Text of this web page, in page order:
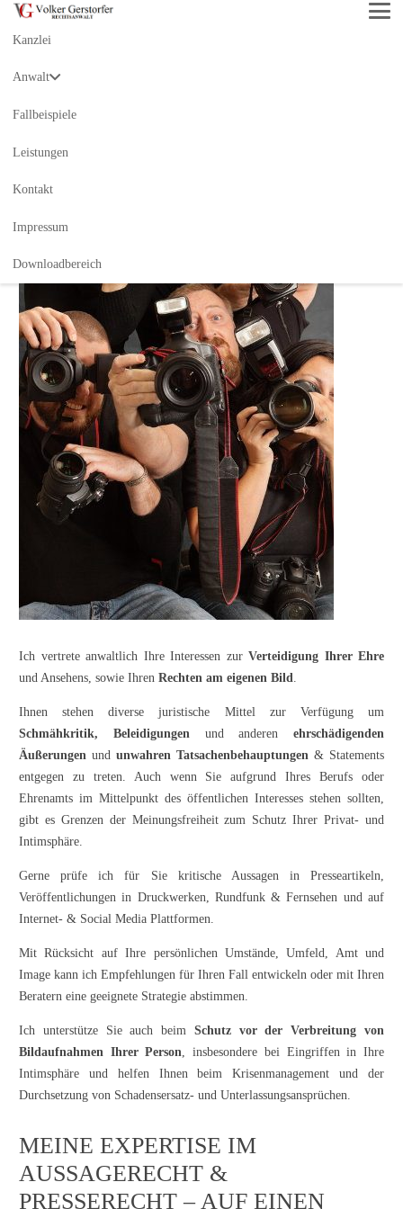
Kanzlei
Anwalt
Fallbeispiele
Leistungen
Kontakt
Impressum
Downloadbereich
AUSSAGERECHT &
PRESSERECHT
Ich vertrete anwaltlich Ihre Interessen zurVerteidigung Ihrer Ehre
und Ansehens, sowie Ihren Rechten am eigenen Bild.
Ihnen stehen diverse juristische Mittel zur Verfügung um
Schmähkritik, Beleidigungen und anderen ehrschädigenden
Äußerungen und unwahren Tatsachenbehauptungen & Statements
entgegen zu treten. Auch wenn Sie aufgrund Ihres Berufs oder
Ehrenamts im Mittelpunkt des öffentlichen Interesses stehen sollten,
gibt es Grenzen der Meinungsfreiheit zum Schutz Ihrer Privat- und
Intimsphäre.
Gerne prüfe ich für Sie kritische Aussagen in Presseartikeln,
Veröffentlichungen in Druckwerken, Rundfunk & Fernsehen und auf
Internet- & Social Media Plattformen.
Mit Rücksicht auf Ihre persönlichen Umstände, Umfeld, Amt und
Image kann ich Empfehlungen für Ihren Fall entwickeln oder mit Ihren
Beratern eine geeignete Strategie abstimmen.
Ich unterstütze Sie auch beim Schutz vor der Verbreitung von
Bildaufnahmen Ihrer Person, insbesondere bei Eingriffen in Ihre
Intimsphäre und helfen Ihnen beim Krisenmanagement und der
Durchsetzung von Schadensersatz- und Unterlassungsansprüchen.
MEINE EXPERTISE IM
AUSSAGERECHT &
PRESSERECHT – AUF EINEN